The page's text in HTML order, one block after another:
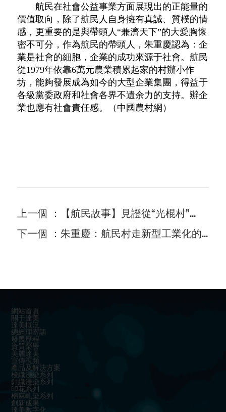
航民在社會公益事業方面展現出的正能量的
價值取向，除了航民人自身擁有真誠、質樸的情
感，更重要的是與帶頭人“兼濟天下”的大愛胸懷
密不可分，作為航民的帶頭人，朱重慶認為：企
業是社會的細胞，企業的成功來源于社會。航民
從1979年依靠6萬元農業積累起家的村辦小作
坊，能夠發展成為如今的大型企業集團，得益于
各級黨委政府和社會各界不遺余力的支持。辦企
業也應有社會責任感。（中國農村網）
上一個 ：【航民故事】見證從“光棍村”...
下一個 ：朱重慶：航民村走新型工業化的...
網站首頁
關于達美
達美概況
總經理寄語
發展歷程
資質榮譽
美麗達美
宣傳視頻
產品及解決方案
梭織浸染系列
針織浸染系列
印花系列
棉麻軋染系列
創新成果
達美數字化